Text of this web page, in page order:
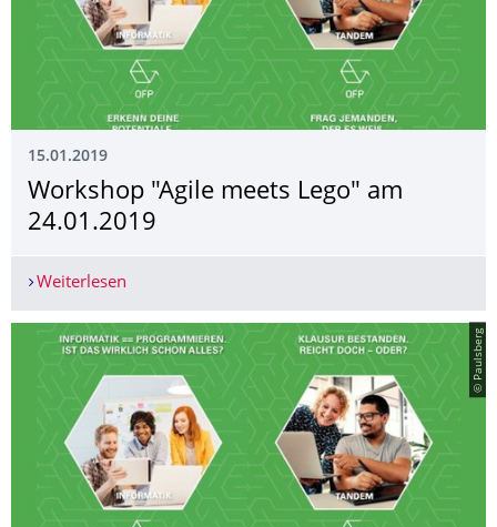
15.01.2019
Workshop "Agile meets Lego" am
24.01.2019
Weiterlesen
© Paulsberg